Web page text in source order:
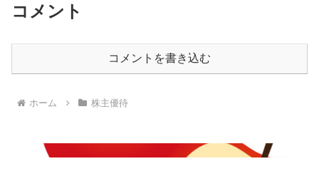
コメント
コメントを書き込む
ホーム 株主優待